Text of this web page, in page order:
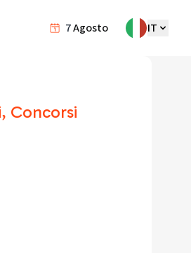
7Agosto IT
Concorsi